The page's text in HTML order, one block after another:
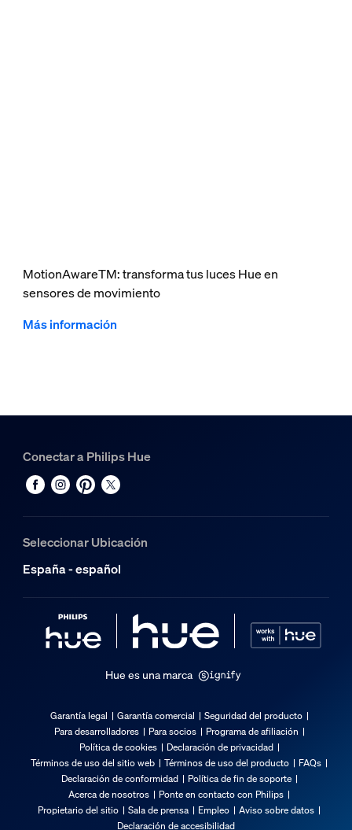
MotionAwareTM: transforma tus luces Hue en
sensores de movimiento
Más información
Conectar a Philips Hue
Seleccionar Ubicación
España - español
Hue es una marca
Garantía legal Garantía comercial
Seguridad del producto
Para desarrolladores
Para socios
Programa de afiliación
Política de cookies
Declaración de privacidad
Términos de uso del sitio web
Términos de uso del producto
FAQs
Declaración de conformidad
Política de fin de soporte
Acerca de nosotros
Ponte en contacto con Philips
Propietario del sitio
Sala de prensa Empleo
Aviso sobre datos
Declaración de accesibilidad